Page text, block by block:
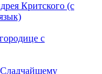
Критского (с
с